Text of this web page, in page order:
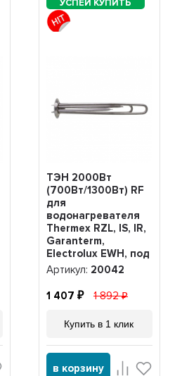
ТЭН 2000Вт
(700Вт/1300Вт) RF
для
водонагревателя
Thermex RZL, IS, IR,
Garanterm,
Electrolux EWH, под
анод М4, нерж.,
20042
Артикул: 20042
1 407 1 892
Купить в 1 клик
в корзину